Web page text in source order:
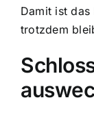
Damit ist
trotzdem